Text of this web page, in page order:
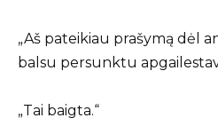
„Aš pateikiau prašymą dėl
balsu persunktu
„Tai baigta.“